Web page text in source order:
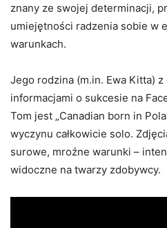
znany ze swojej determinacji,
umiejętności radzenia sobie w
warunkach.
Jego rodzina (m.in. Ewa Kitta)
informacjami o sukcesie na
Tom jest „Canadian born in
wyczynu całkowicie solo.
surowe, mroźne warunki –
widoczne na twarzy zdobywcy.